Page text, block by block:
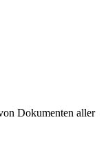
Dokumenten aller